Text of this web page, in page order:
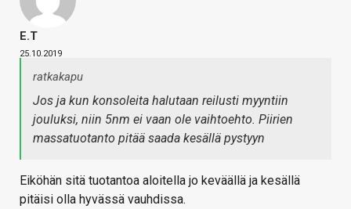
E.T
25.10.2019
ratkakapu
Jos ja kun konsoleita halutaan reilusti myyntiin
jouluksi, niin 5nm ei vaan ole vaihtoehto. Piirien
massatuotanto pitää saada kesällä pystyyn
Eiköhän sitä tuotantoa aloitella jo keväällä ja kesällä
pitäisi olla hyvässä vauhdissa.